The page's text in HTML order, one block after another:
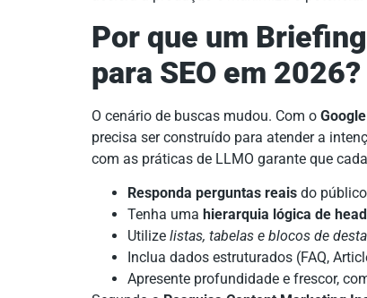
Por que um
para SEO em 2026?
O cenário de buscas mudou. Com o
precisa ser construído para atender a
com as práticas de LLMO garante que
Responda perguntas reais do
Tenha uma hierarquia lógica de
Utilize listas, tabelas e blocos de
Inclua dados estruturados (FAQ,
Apresente profundidade e frescor,